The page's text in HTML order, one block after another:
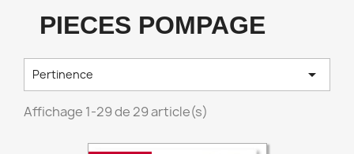
PIECES POMPAGE
Pertinence 
Affichage 1-29 de 29 article(s)